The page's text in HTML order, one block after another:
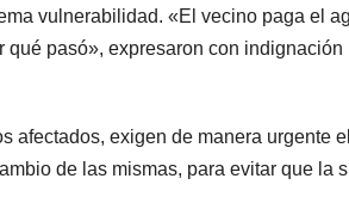
vulnerabilidad. «El vecino paga el
pasó», expresaron con indignación
afectados, exigen de manera urgente
de las mismas, para evitar que la